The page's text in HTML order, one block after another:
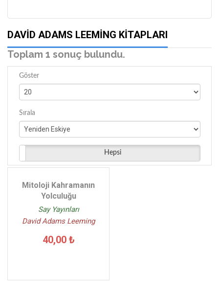
DAVID ADAMS LEEMING KITAPLARI
Toplam 1 sonuç bulundu.
Göster
Sırala
Hepsi
Mitoloji Kahramanın
Yolculuğu
Say Yayınları
David Adams Leeming
40,00 ₺